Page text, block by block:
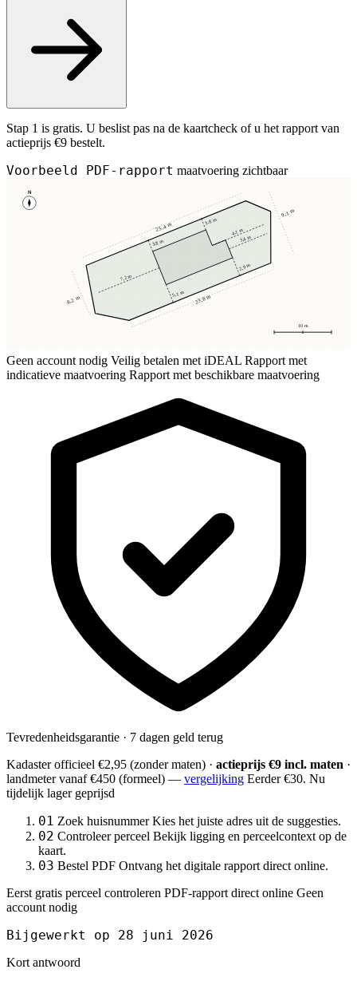
Stap 1 is gratis. U beslist pas na de kaartcheck of u het rapport van
actieprijs €9 bestelt.
Voorbeeld PDF-rapport maatvoering zichtbaar
N
10 m
3,8 m
3,8 m
5,1 m
2,9 m
7,2 m
3,4 m
4,1 m
25,4 m
23,8 m
8,2 m
9,1 m
Geen account nodig Veilig betalen met iDEAL Rapport met
indicatieve maatvoering Rapport met beschikbare maatvoering
Tevredenheidsgarantie · 7 dagen geld terug
Kadaster officieel €2,95 (zonder maten) · actieprijs €9 incl. maten ·
landmetervanaf €450 (formeel) — vergelijking Eerder €30. Nu
tijdelijk lager geprijsd
01 Zoek huisnummer Kies het juiste adres uit de suggesties.
02 Controleer perceel Bekijk ligging en perceelcontext op de
kaart.
03 Bestel PDF Ontvang het digitale rapport direct online.
Eerst gratis perceel controleren PDF-rapport direct online Geen
account nodig
Bijgewerkt op 28 juni 2026
Kort antwoord